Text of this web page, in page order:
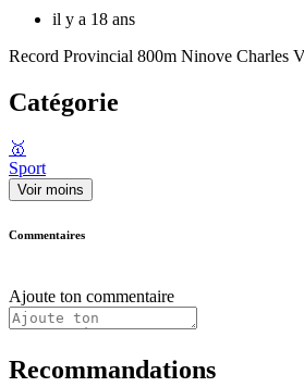
il y a 18 ans
Record Provincial 800m Ninove Charles
Catégorie
🥇
Sport
Voir moins
Commentaires
Ajoute ton commentaire
Recommandations